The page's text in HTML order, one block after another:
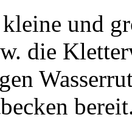
und
die